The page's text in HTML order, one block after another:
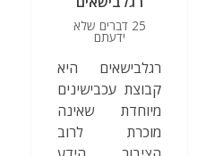
25 דברים שלא
ידעתם
רגלבישאים היא
קבוצת עכבישינים
מיוחדת שאינה
מוכרת לרוב